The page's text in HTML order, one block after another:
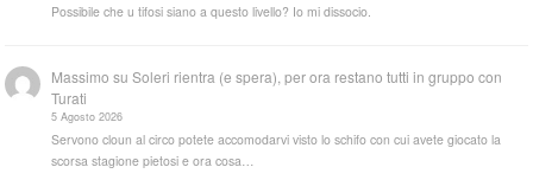
Possibile che u tifosi siano a questo livello? Io mi dissocio.
Massimo suSoleri rientra (e spera), per ora restano tutti in gruppo con
Turati
5 Agosto 2026
Servono cloun al circo potete accomodarvi visto lo schifo con cui avete giocato la
scorsa stagione pietosi e ora cosa…